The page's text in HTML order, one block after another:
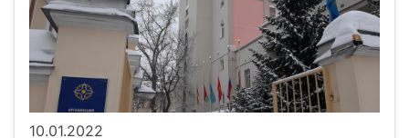
10.01.2022